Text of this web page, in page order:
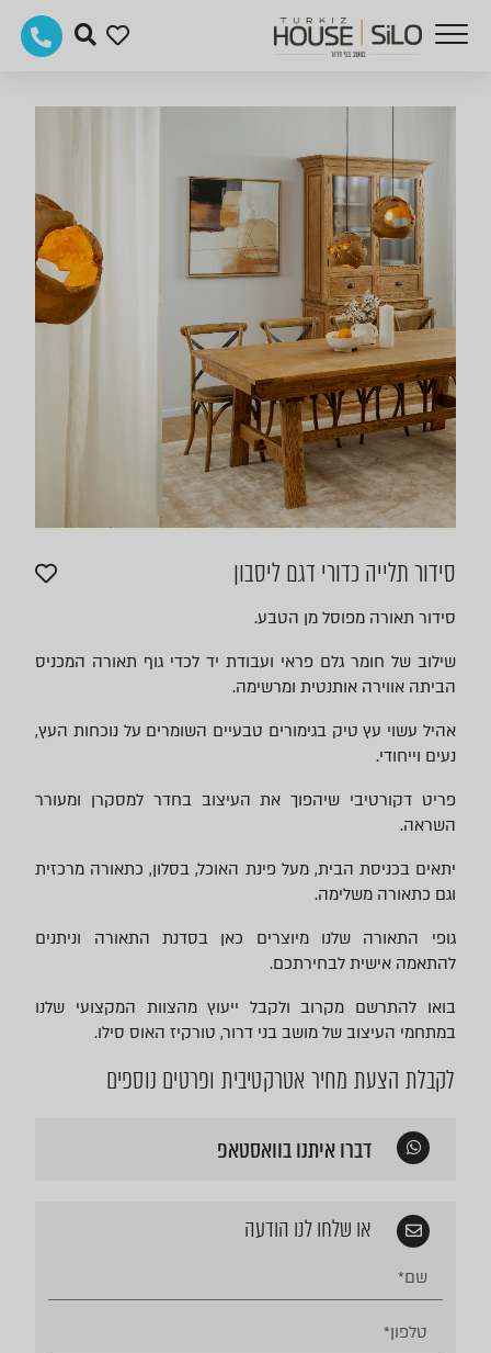
סידור תלייה כדורי דגם ליסבון
סידור תאורה מפוסל מן הטבע.
שילוב של חומר גלם פראי ועבודת יד לכדי גוף תאורה המכניס
הביתה אווירה אותנטית ומרשימה.
אהיל עשוי עץ טיק בגימורים טבעיים השומרים על נוכחות העץ,
נעים וייחודי.
פריט דקורטיבי שיהפוך את העיצוב בחדר למסקרן ומעורר
השראה.
יתאים בכניסת הבית, מעל פינת האוכל, בסלון, כתאורה מרכזית
וגם כתאורה משלימה.
גופי התאורה שלנו מיוצרים כאן בסדנת התאורה וניתנים
להתאמה אישית לבחירתכם.
בואו להתרשם מקרוב ולקבל ייעוץ מהצוות המקצועי שלנו
במתחמי העיצוב של מושב בני דרור, טורקיז האוס סילו.
לקבלת הצעת מחיר אטרקטיבית ופרטים נוספים
דברו איתנו בוואסטאפ
או שלחו לנו הודעה